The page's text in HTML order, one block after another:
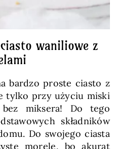
waniliowe z
bardzo proste ciasto z
tylko przy użyciu miski
miksera! Do tego
składników
Do swojego ciasta
morele, bo akurat